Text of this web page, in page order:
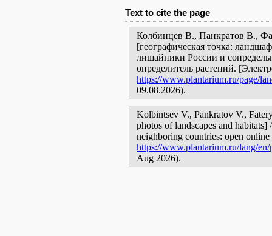
Text to cite the page
Колбинцев В., Панкратов В.,
[географическая точка:
лишайники России и
определитель растений.
https://www.plantarium.ru/page/
09.08.2026).
Kolbintsev V., Pankratov V.,
photos of landscapes and
neighboring countries: open
https://www.plantarium.ru/lang/
Aug 2026).